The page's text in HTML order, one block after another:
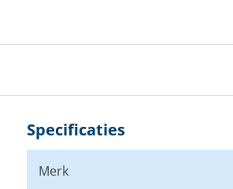
Specificaties
Merk